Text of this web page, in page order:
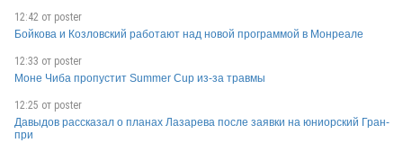
12:42 от poster
Бойкова и Козловский работают над новой программой в Монреале
12:33 от poster
Моне Чиба пропустит Summer Cup из-за травмы
12:25 от poster
Давыдов рассказал о планах Лазарева после заявки на юниорский Гран-
при